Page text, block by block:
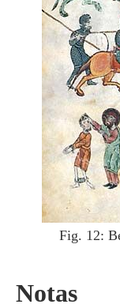
Fig. 12:
Notas